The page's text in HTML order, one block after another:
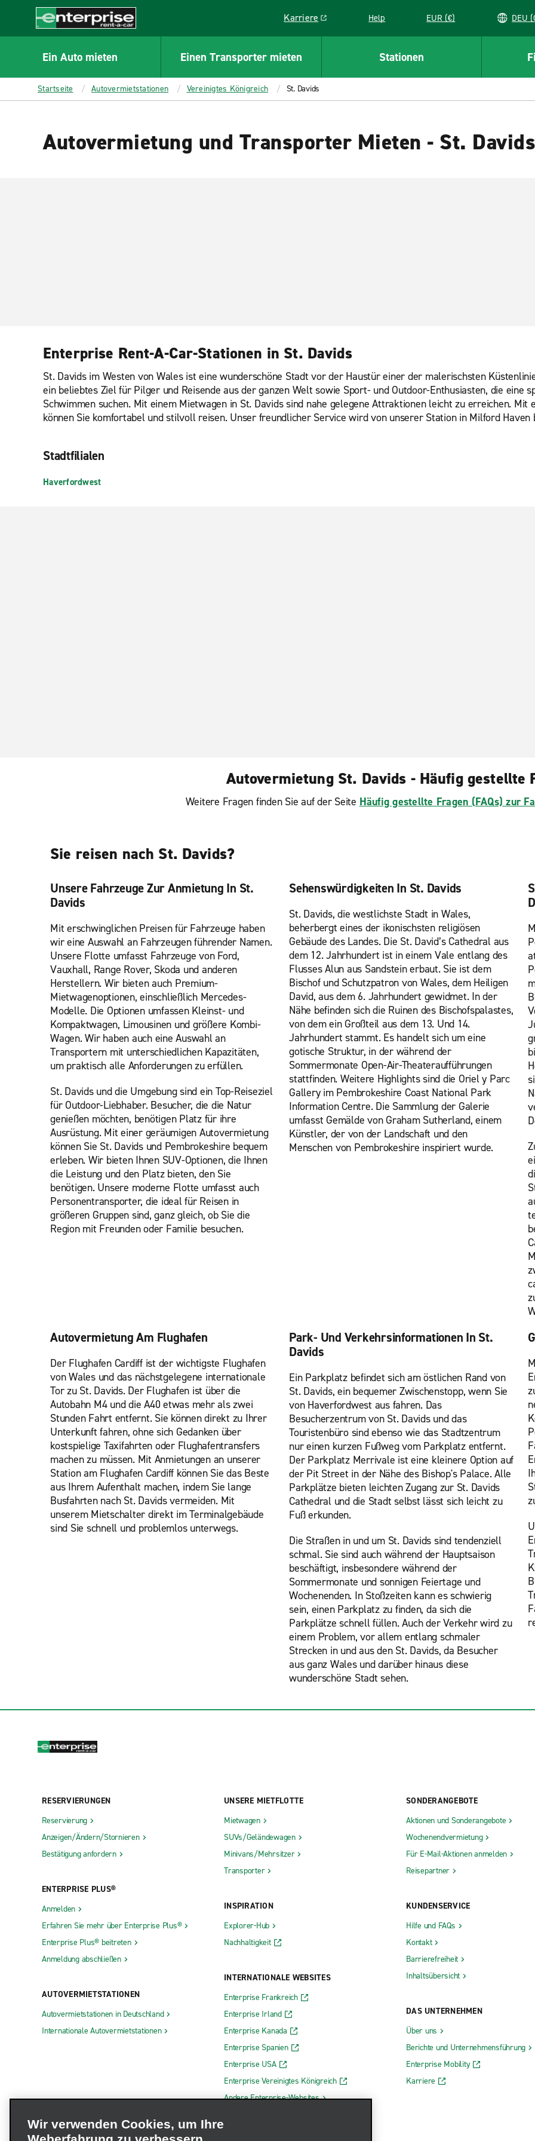
CONTENT
Enterprise
Karriere
Link opens in a new window
Help EUR (€)
Ein Auto mieten Einen Transporter mieten Stationen
Startseite Autovermietstationen Vereinigtes Königreich St. Davids
Autovermietung und Transporter Mieten - St. Davids
Enterprise Rent-A-Car-Stationen in St. Davids
St. Davids im Westen von Wales ist eine wunderschöne Stadt vor der Haustür einer der malerischsten
ein beliebtes Ziel für Pilger und Reisende aus der ganzen Welt sowie Sport- und Outdoor-Enthusiasten, die eine
Schwimmen suchen. Mit einem Mietwagen in St. Davids sind nahe gelegene Attraktionen leicht zu erreichen. Mit
können Sie komfortabel und stilvoll reisen. Unser freundlicher Service wird von unserer Station in Milford
Stadtfilialen
Haverfordwest
Autovermietung St. Davids - Häufig gestellte
Weitere Fragen finden Sie auf der Seite Häufig gestellte Fragen (FAQs) zur
Sie reisen nach St. Davids?
Unsere Fahrzeuge Zur Anmietung In St.
Davids
Mit erschwinglichen Preisen für Fahrzeuge haben
wir eine Auswahl an Fahrzeugen führender Namen.
Unsere Flotte umfasst Fahrzeuge von Ford,
Vauxhall, Range Rover, Skoda und anderen
Herstellern. Wir bieten auch Premium-
Mietwagenoptionen, einschließlich Mercedes-
Modelle. Die Optionen umfassen Kleinst- und
Kompaktwagen, Limousinen und größere Kombi-
Wagen. Wir haben auch eine Auswahl an
Transportern mit unterschiedlichen Kapazitäten,
um praktisch alle Anforderungen zu erfüllen.
St. Davids und die Umgebung sind ein Top-Reiseziel
für Outdoor-Liebhaber. Besucher, die die Natur
genießen möchten, benötigen Platz für ihre
Ausrüstung. Mit einer geräumigen Autovermietung
können Sie St. Davids und Pembrokeshire bequem
erleben. Wir bieten Ihnen SUV-Optionen, die Ihnen
die Leistung und den Platz bieten, den Sie
benötigen. Unsere moderne Flotte umfasst auch
Personentransporter, die ideal für Reisen in
größeren Gruppen sind, ganz gleich, ob Sie die
Region mit Freunden oder Familie besuchen.
Sehenswürdigkeiten In St. Davids
St. Davids, die westlichste Stadt in Wales,
beherbergt eines der ikonischsten religiösen
Gebäude des Landes. Die St. David’s Cathedral aus
dem 12. Jahrhundert ist in einem Vale entlang des
Flusses Alun aus Sandstein erbaut. Sie ist dem
Bischof und Schutzpatron von Wales, dem Heiligen
David, aus dem 6. Jahrhundert gewidmet. In der
Nähe befinden sich die Ruinen des Bischofspalastes,
von dem ein Großteil aus dem 13. Und 14.
Jahrhundert stammt. Es handelt sich um eine
gotische Struktur, in der während der
Sommermonate Open-Air-Theateraufführungen
stattfinden. Weitere Highlights sind die Oriel y Parc
Gallery im Pembrokeshire Coast National Park
Information Centre. Die Sammlung der Galerie
umfasst Gemälde von Graham Sutherland, einem
Künstler, der von der Landschaft und den
Menschen von Pembrokeshire inspiriert wurde.
Autovermietung Am Flughafen
Der Flughafen Cardiff ist der wichtigste Flughafen
von Wales und das nächstgelegene internationale
Tor zu St. Davids. Der Flughafen ist über die
Autobahn M4 und die A40 etwas mehr als zwei
Stunden Fahrt entfernt. Sie können direkt zu Ihrer
Unterkunft fahren, ohne sich Gedanken über
kostspielige Taxifahrten oder Flughafentransfers
machen zu müssen. Mit Anmietungen an unserer
Station am Flughafen Cardiff können Sie das Beste
aus Ihrem Aufenthalt machen, indem Sie lange
Busfahrten nach St. Davids vermeiden. Mit
unserem Mietschalter direkt im Terminalgebäude
sind Sie schnell und problemlos unterwegs.
Park- Und Verkehrsinformationen In St.
Davids
Ein Parkplatz befindet sich am östlichen Rand von
St. Davids, ein bequemer Zwischenstopp, wenn Sie
von Haverfordwest aus fahren. Das
Besucherzentrum von St. Davids und das
Touristenbüro sind ebenso wie das Stadtzentrum
nur einen kurzen Fußweg vom Parkplatz entfernt.
Der Parkplatz Merrivale ist eine kleinere Option auf
der Pit Street in der Nähe des Bishop's Palace. Alle
Parkplätze bieten leichten Zugang zur St. Davids
Cathedral und die Stadt selbst lässt sich leicht zu
Fuß erkunden.
Die Straßen in und um St. Davids sind tendenziell
schmal. Sie sind auch während der Hauptsaison
beschäftigt, insbesondere während der
Sommermonate und sonnigen Feiertage und
Wochenenden. In Stoßzeiten kann es schwierig
sein, einen Parkplatz zu finden, da sich die
Parkplätze schnell füllen. Auch der Verkehr wird zu
einem Problem, vor allem entlang schmaler
Strecken in und aus den St. Davids, da Besucher
aus ganz Wales und darüber hinaus diese
wunderschöne Stadt sehen.
RESERVIERUNGEN
Reservierung
Anzeigen/Ändern/Stornieren
Bestätigung anfordern
ENTERPRISE PLUS®
Anmelden
Erfahren Sie mehr über Enterprise Plus®
Enterprise Plus® beitreten
Anmeldung abschließen
AUTOVERMIETSTATIONEN
Autovermietstationen in Deutschland
Internationale Autovermietstationen
UNSERE MIETFLOTTE
Mietwagen
SUVs/Geländewagen
Minivans/Mehrsitzer
Transporter
INSPIRATION
Explorer-Hub
Nachhaltigkeit
INTERNATIONALE WEBSITES
Enterprise Frankreich
Enterprise Irland
Enterprise Kanada
Enterprise Spanien
Enterprise USA
Enterprise Vereinigtes Königreich
Andere Enterprise-Websites
SONDERANGEBOTE
Aktionen und Sonderangebote
Wochenendvermietung
Für E-Mail-Aktionen anmelden
Reisepartner
KUNDENSERVICE
Hilfe und FAQs
Kontakt
Barrierefreiheit
Inhaltsübersicht
DAS UNTERNEHMEN
Über uns
Berichte und Unternehmensführung
Enterprise Mobility
Karriere
Wir verwenden Cookies, um Ihre